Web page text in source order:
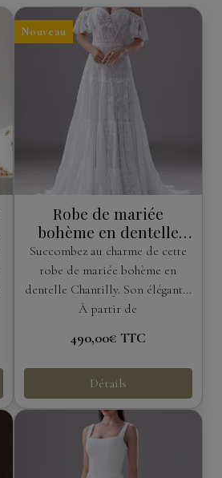
Nouveau
Robe de mariée
bohème en dentelle
Chantilly à épaules
dénudées
Succombez au charme de cette
robe de mariée bohème en
dentelle Chantilly. Son élégant...
À partir de
490,00€ TTC
Détails